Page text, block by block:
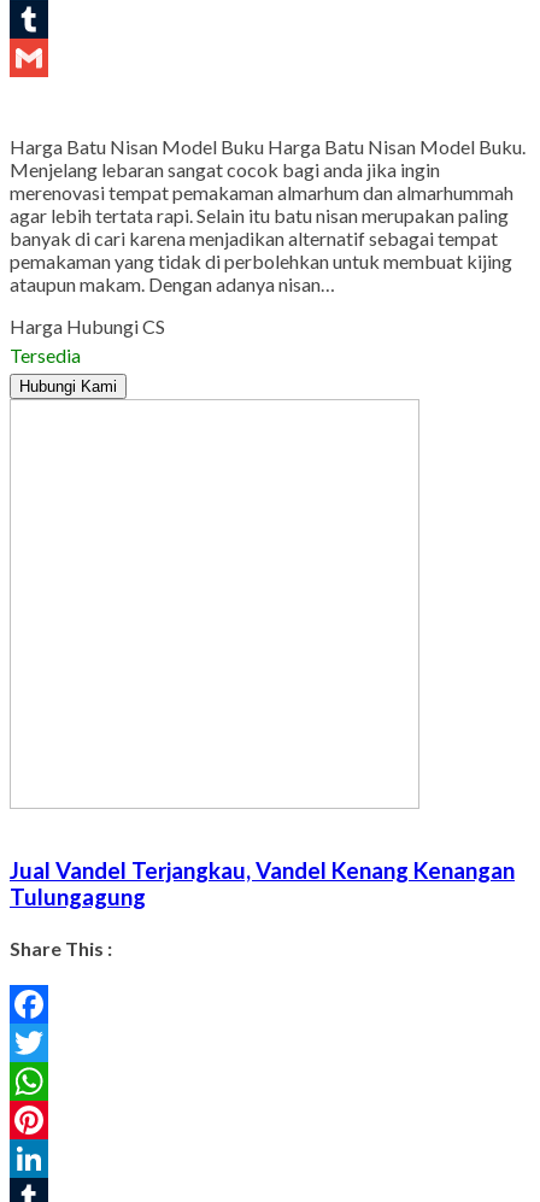
LinkedIn
Tumblr
Harga Batu Nisan Model Buku Harga Batu Nisan Model Buku.
Menjelang lebaran sangat cocok bagi anda jika ingin
merenovasi tempat pemakaman almarhum dan almarhummah
agar lebih tertata rapi. Selain itu batu nisan merupakan paling
banyak di cari karena menjadikan alternatif sebagai tempat
pemakaman yang tidak di perbolehkan untuk membuat kijing
ataupun makam. Dengan adanya nisan…
Harga Hubungi CS
Tersedia
Hubungi Kami
Jual Vandel Terjangkau, Vandel Kenang Kenangan
Tulungagung
Share This :
Facebook
Twitter
WhatsApp
Pinterest
LinkedIn